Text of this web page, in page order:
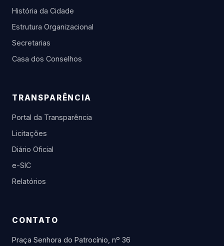
História da Cidade
Estrutura Organizacional
Secretarias
Casa dos Conselhos
TRANSPARÊNCIA
Portal da Transparência
Licitações
Diário Oficial
e-SIC
Relatórios
CONTATO
Praça Senhora do Patrocínio, nº 36